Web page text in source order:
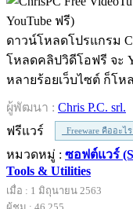
ดาวน์โหลดโปรแกรม
โหลดคลิปวิดีโอฟรี จะ
หลายร้อยเว็บไซต์ ก็โห
ผู้พัฒนา : Chris P.C. srl.
ฟรีแวร์
Freeware คืออะไร
หมวดหมู่ : ซอฟต์แวร์
Tools & Utilities
เมื่อ : 1 มิถุนายน 2563